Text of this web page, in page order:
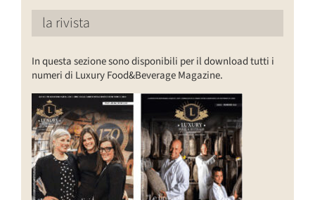
la rivista
In questa sezione sono disponibili per il download tutti i
numeri di Luxury Food&Beverage Magazine.